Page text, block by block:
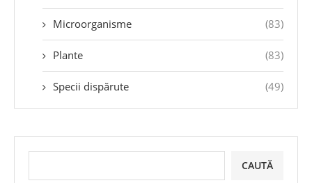
Microorganisme (83)
Plante (83)
Specii dispărute (49)
CAUTĂ